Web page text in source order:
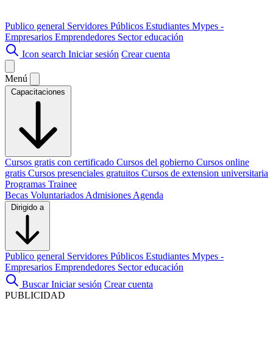
Publico general Servidores Públicos Estudiantes Mypes -
Empresarios Emprendedores Sector educación
Icon search Iniciar sesión Crear cuenta
Menú
Capacitaciones
Cursos gratis con certificado Cursos del gobierno Cursos online
gratis Cursos presenciales gratuitos Cursos de extension universitaria
Programas Trainee
Becas Voluntariados Admisiones Agenda
Dirigido a
Publico general Servidores Públicos Estudiantes Mypes -
Empresarios Emprendedores Sector educación
Buscar Iniciar sesión Crear cuenta
PUBLICIDAD